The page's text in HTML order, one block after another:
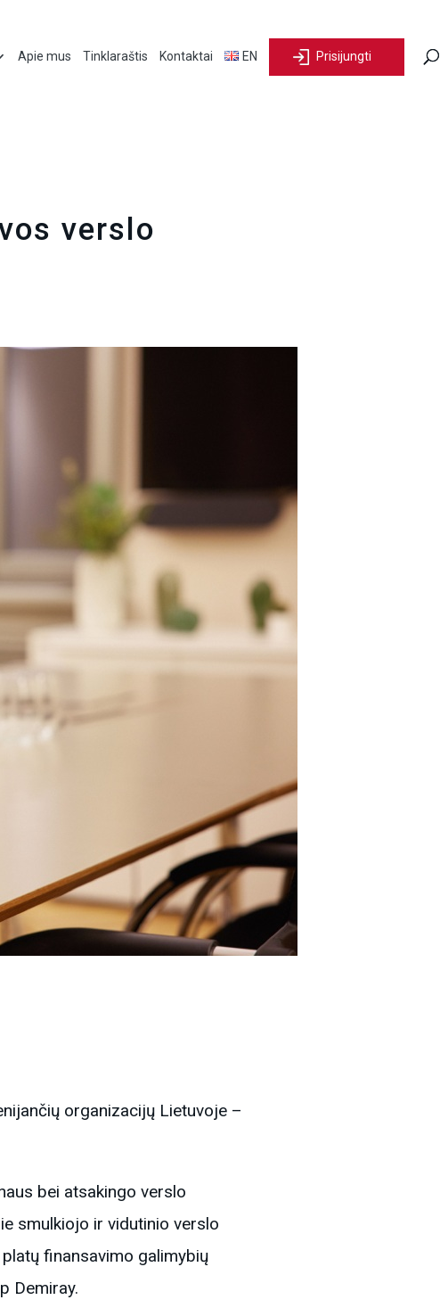
Apie mus Tinklaraštis Kontaktai EN Prisijungti
verslo
organizacijų Lietuvoje –
bei atsakingo verslo
smulkiojo ir vidutinio verslo
finansavimo galimybių
Demiray.